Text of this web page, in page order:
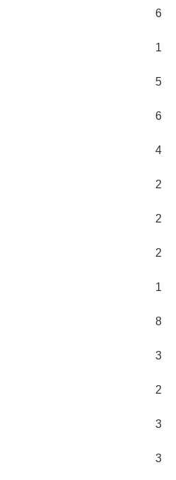
6
1
5
6
4
2
2
2
1
8
3
2
3
3